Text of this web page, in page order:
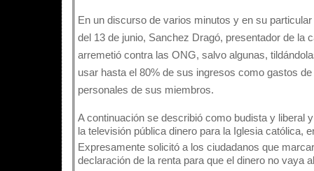
En un discurso de varios minutos y en su particular
del 13 de junio, Sanchez Dragó, presentador de la
arremetió contra las ONG, salvo algunas,
usar hasta el 80% de sus ingresos como gastos de
personales de sus miembros.
A continuación se describió como budista y liberal
la televisión pública dinero para la Iglesia católica,
Expresamente solicitó a los ciudadanos que
declaración de la renta para que el dinero no vaya al